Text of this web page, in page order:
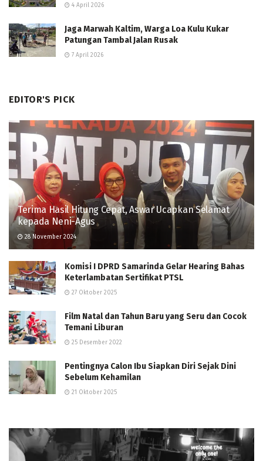
4 April 2026
Jaga Marwah Kaltim, Warga Loa Kulu Kukar
Patungan Tambal Jalan Rusak
7 April 2026
EDITOR'S PICK
Terima Hasil Hitung Cepat, Aswar Ucapkan Selamat
kepada Neni-Agus
28 November 2024
Komisi I DPRD Samarinda Gelar Hearing Bahas
Keterlambatan Sertifikat PTSL
27 Oktober 2025
Film Natal dan Tahun Baru yang Seru dan Cocok
Temani Liburan
25 Desember 2022
Pentingnya Calon Ibu Siapkan Diri Sejak Dini
Sebelum Kehamilan
21 Oktober 2025